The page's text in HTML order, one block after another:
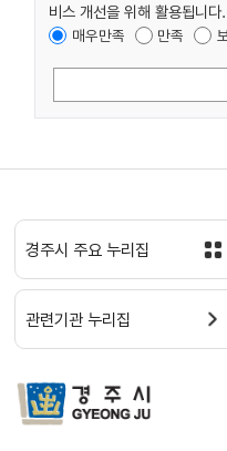
비스 개선을 위해 활용됩니다.
매우만족 만족
경주시 주요 누리집
관련기관 누리집